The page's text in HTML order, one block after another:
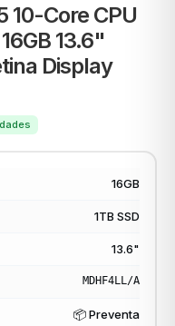
10-Core CPU
13.6"
Display
16GB
1TB SSD
13.6"
MDHF4LL/A
📦 Preventa